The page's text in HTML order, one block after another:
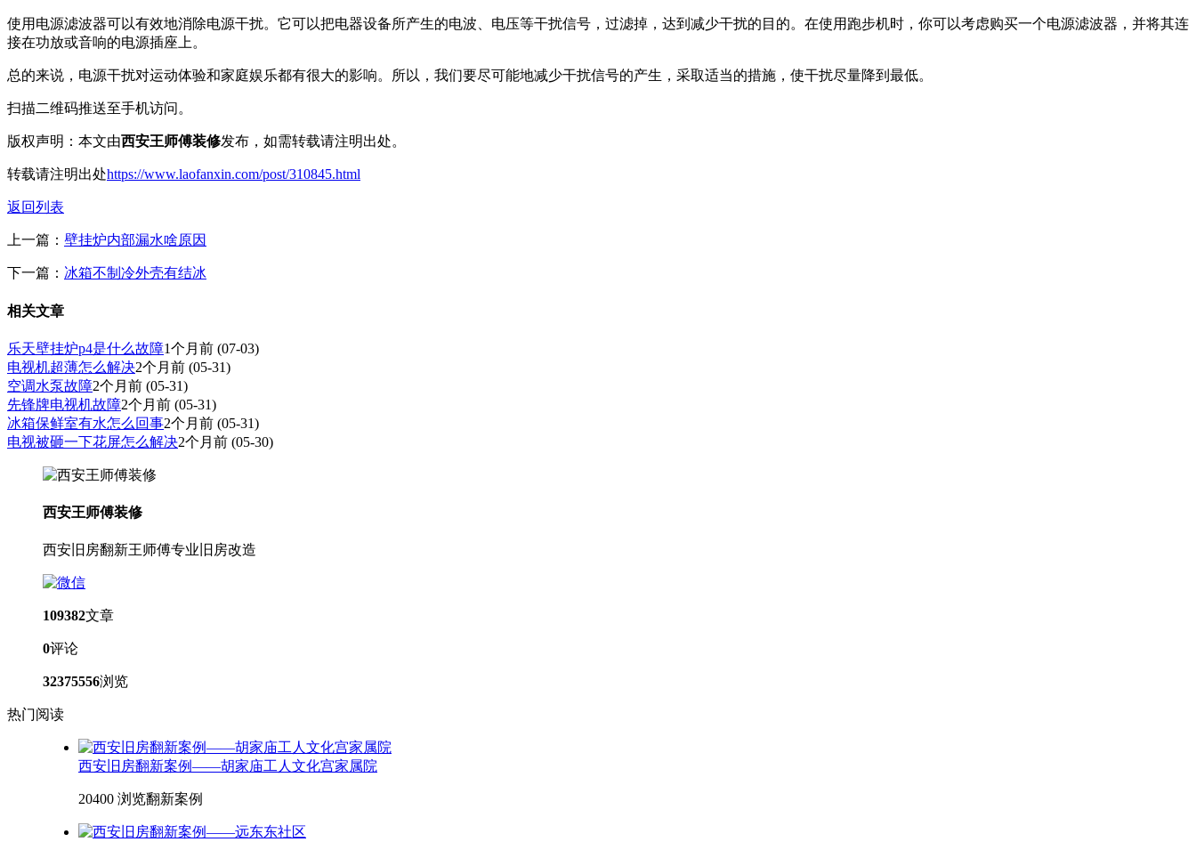
使用电源滤波器可以有效地消除电源干扰。它可以把电器设备所产生的电波、电压等干扰信号，过滤掉，达到减少干扰的目的。在使用跑步机时，你可以考虑购买一个电源滤波器，并将其连
接在功放或音响的电源插座上。
总的来说，电源干扰对运动体验和家庭娱乐都有很大的影响。所以，我们要尽可能地减少干扰信号的产生，采取适当的措施，使干扰尽量降到最低。
扫描二维码推送至手机访问。
版权声明：本文由西安王师傅装修发布，如需转载请注明出处。
转载请注明出处https://www.laofanxin.com/post/310845.html
返回列表
上一篇： 壁挂炉内部漏水啥原因
下一篇： 冰箱不制冷外壳有结冰
相关文章
乐天壁挂炉p4是什么故障1个月前 (07-03)
电视机超薄怎么解决2个月前 (05-31)
空调水泵故障2个月前 (05-31)
先锋牌电视机故障2个月前 (05-31)
冰箱保鲜室有水怎么回事2个月前 (05-31)
电视被砸一下花屏怎么解决2个月前 (05-30)
西安王师傅装修
西安旧房翻新王师傅专业旧房改造
109382文章
0评论
32375556浏览
热门阅读
西安旧房翻新案例——胡家庙工人文化宫家属院
20400 浏览翻新案例